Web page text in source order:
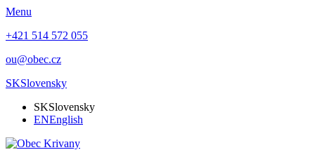
Menu
+421 514 572 055
ou@obec.cz
SKSlovensky
SKSlovensky
ENEnglish